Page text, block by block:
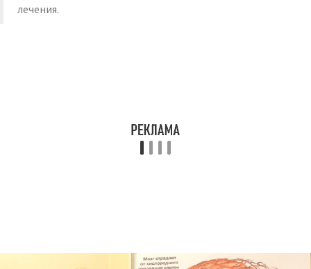
лечения.